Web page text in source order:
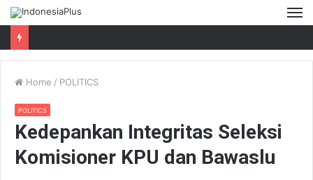
Home / POLITICS
POLITICS
Kedepankan Integritas Seleksi
Komisioner KPU dan Bawaslu